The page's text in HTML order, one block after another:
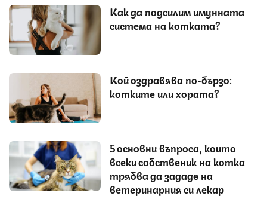
Как да подсилим имунната
система на котката?
Кой оздравява по-бързо:
котките или хората?
5 основни въпроса, които
всеки собственик на котка
трябва да зададе на
ветеринарния си лекар